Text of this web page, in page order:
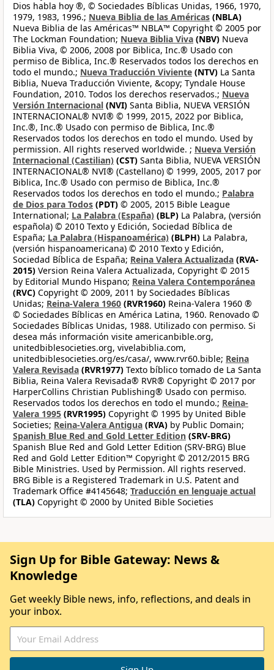
Dios habla hoy ®, © Sociedades Bíblicas Unidas, 1966, 1970,
1979, 1983, 1996.; Nueva Biblia de las Américas (NBLA)
Nueva Biblia de las Américas™ NBLA™ Copyright © 2005 por
The Lockman Foundation; Nueva Biblia Viva (NBV) Nueva
Biblia Viva, © 2006, 2008 por Biblica, Inc.® Usado con
permiso de Biblica, Inc.® Reservados todos los derechos en
todo el mundo.; Nueva Traducción Viviente (NTV) La Santa
Biblia, Nueva Traducción Viviente, &copy; Tyndale House
Foundation, 2010. Todos los derechos reservados.; Nueva
Versión Internacional (NVI) Santa Biblia, NUEVA VERSIÓN
INTERNACIONAL® NVI® © 1999, 2015, 2022 por Biblica,
Inc.®, Inc.® Usado con permiso de Biblica, Inc.®
Reservados todos los derechos en todo el mundo. Used by
permission. All rights reserved worldwide. ; Nueva Versión
Internacional (Castilian) (CST) Santa Biblia, NUEVA VERSIÓN
INTERNACIONAL® NVI® (Castellano) © 1999, 2005, 2017 por
Biblica, Inc.® Usado con permiso de Biblica, Inc.®
Reservados todos los derechos en todo el mundo.; Palabra
de Dios para Todos (PDT) © 2005, 2015 Bible League
International; La Palabra (España) (BLP) La Palabra, (versión
española) © 2010 Texto y Edición, Sociedad Bíblica de
España; La Palabra (Hispanoamérica) (BLPH) La Palabra,
(versión hispanoamericana) © 2010 Texto y Edición,
Sociedad Bíblica de España; Reina Valera Actualizada (RVA-
2015) Version Reina Valera Actualizada, Copyright © 2015
by Editorial Mundo Hispano; Reina Valera Contemporánea
(RVC) Copyright © 2009, 2011 by Sociedades Bíblicas
Unidas; Reina-Valera 1960 (RVR1960) Reina-Valera 1960 ®
© Sociedades Bíblicas en América Latina, 1960. Renovado ©
Sociedades Bíblicas Unidas, 1988. Utilizado con permiso. Si
desea más información visite americanbible.org,
unitedbiblesocieties.org, vivelabiblia.com,
unitedbiblesocieties.org/es/casa/, www.rvr60.bible; Reina
Valera Revisada (RVR1977) Texto bíblico tomado de La Santa
Biblia, Reina Valera Revisada® RVR® Copyright © 2017 por
HarperCollins Christian Publishing® Usado con permiso.
Reservados todos los derechos en todo el mundo.; Reina-
Valera 1995 (RVR1995) Copyright © 1995 by United Bible
Societies; Reina-Valera Antigua (RVA) by Public Domain;
Spanish Blue Red and Gold Letter Edition (SRV-BRG)
Spanish Blue Red and Gold Letter Edition (SRV-BRG) Blue
Red and Gold Letter Edition™ Copyright © 2012/2015 BRG
Bible Ministries. Used by Permission. All rights reserved.
BRG Bible is a Registered Trademark in U.S. Patent and
Trademark Office #4145648; Traducción en lenguaje actual
(TLA) Copyright © 2000 by United Bible Societies
Sign Up for Bible Gateway: News &
Knowledge
Get weekly Bible news, info, reflections, and deals in
your inbox.